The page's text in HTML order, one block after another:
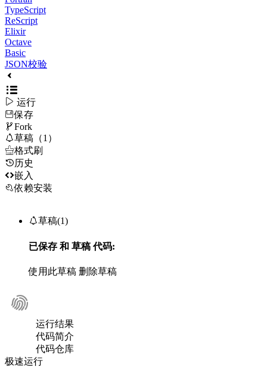
TypeScript
ReScript
Elixir
Octave
Basic
JSON校验
 运行
保存
Fork
草稿（1）
格式刷
历史
嵌入
依赖安装
草稿(1)
已保存 和 草稿代码:
使用此草稿 删除草稿
运行结果
代码简介
代码仓库
极速运行